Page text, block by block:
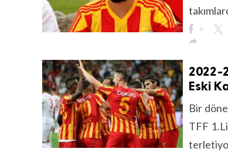
6

2022-
Eski
Bir
TFF